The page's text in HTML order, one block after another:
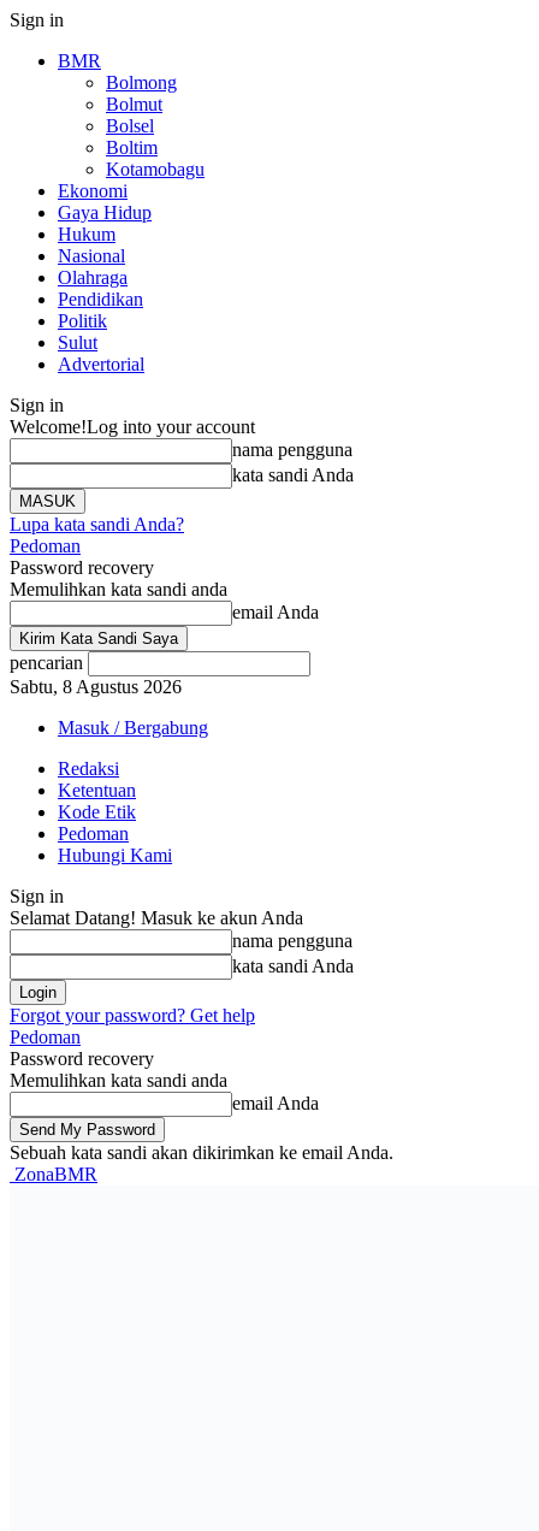
Sign in
BMR
Bolmong
Bolmut
Bolsel
Boltim
Kotamobagu
Ekonomi
Gaya Hidup
Hukum
Nasional
Olahraga
Pendidikan
Politik
Sulut
Advertorial
Sign in
Welcome!Log into your account
nama pengguna
kata sandi Anda
Lupa kata sandi Anda?
Pedoman
Password recovery
Memulihkan kata sandi anda
email Anda
pencarian
Sabtu, 8 Agustus 2026
Masuk / Bergabung
Redaksi
Ketentuan
Kode Etik
Pedoman
Hubungi Kami
Sign in
Selamat Datang! Masuk ke akun Anda
nama pengguna
kata sandi Anda
Forgot your password? Get help
Pedoman
Password recovery
Memulihkan kata sandi anda
email Anda
Sebuah kata sandi akan dikirimkan ke email Anda.
ZonaBMR